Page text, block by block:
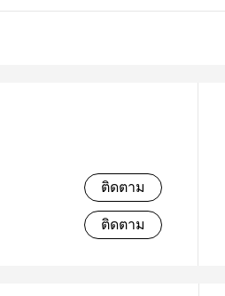
ติดตาม
ติดตาม